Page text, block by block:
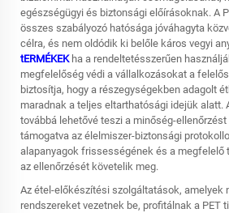
egészségügyi és biztonsági előírásoknak. A
összes szabályozó hatósága jóváhagyta
célra, és nem oldódik ki belőle káros vegyi
tERMÉKEK ha a rendeltetésszerűen
megfelelőség védi a vállalkozásokat a
biztosítja, hogy a részegységekben adagolt
maradnak a teljes eltarthatósági idejük alatt.
továbbá lehetővé teszi a minőség-
támogatva az élelmiszer-biztonsági
alapanyagok frissességének és a megfelelő
az ellenőrzését követelik meg.
Az étel-előkészítési szolgáltatások, amelyek
rendszereket vezetnek be, profitálnak a PET